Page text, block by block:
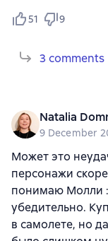
51 9
3 comments
Natalia
9 December
Может это
персонажи
понимаю Молли
убедительно.
в самолете, но